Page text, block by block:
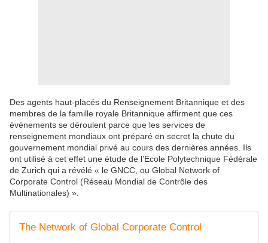
Des agents haut-placés du Renseignement Britannique et des
membres de la famille royale Britannique affirment que ces
évènements se déroulent parce que les services de
renseignement mondiaux ont préparé en secret la chute du
gouvernement mondial privé au cours des dernières années. Ils
ont utilisé à cet effet une étude de l’Ecole Polytechnique Fédérale
de Zurich qui a révélé « le GNCC, ou Global Network of
Corporate Control (Réseau Mondial de Contrôle des
Multinationales) ».
The Network of Global Corporate Control